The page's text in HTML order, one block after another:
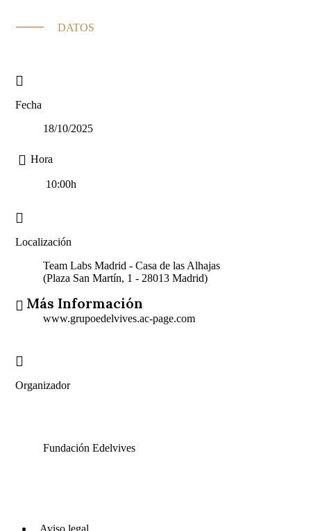
DATOS
Fecha
18/10/2025
Hora
10:00h
Localización
Team Labs Madrid - Casa de las Alhajas
(Plaza San Martín, 1 - 28013 Madrid)
Más Información
www.grupoedelvives.ac-page.com
Organizador
Fundación Edelvives
Aviso legal